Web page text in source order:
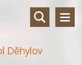
Děhylov